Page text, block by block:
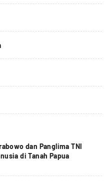
dan Panglima TNI
di Tanah Papua